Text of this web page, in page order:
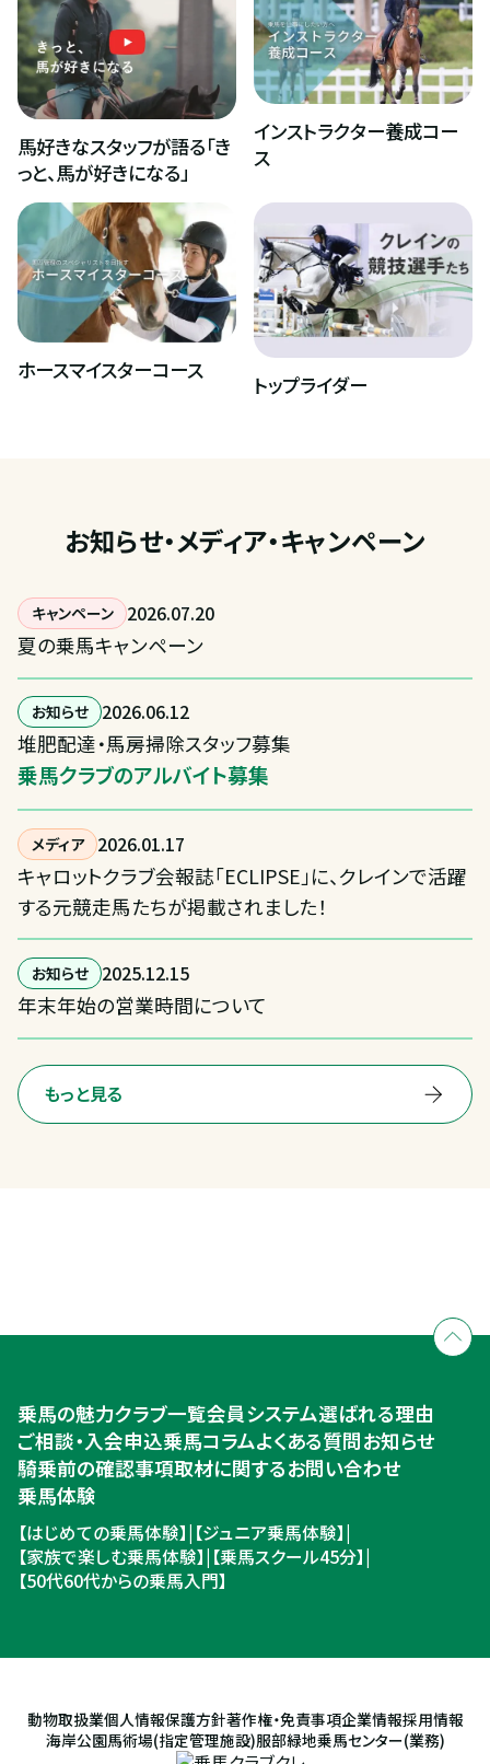
馬好きなスタッフが語る「き
っと、馬が好きになる」
インストラクター養成コー
ス
ホースマイスターコース
トップライダー
お知らせ・メディア・キャンペーン
キャンペーン 2026.07.20
夏の乗馬キャンペーン
お知らせ 2026.06.12
堆肥配達・馬房掃除スタッフ募集
乗馬クラブのアルバイト募集
メディア 2026.01.17
キャロットクラブ会報誌「ECLIPSE」に、クレインで活躍
する元競走馬たちが掲載されました！
お知らせ 2025.12.15
年末年始の営業時間について
もっと見る
入会のご相談・申込
ご相談・入会申込
乗馬の魅力クラブ一覧会員システム選ばれる理由
ご相談・入会申込乗馬コラムよくある質問お知らせ
騎乗前の確認事項取材に関するお問い合わせ
乗馬体験
【はじめての乗馬体験】| 【ジュニア乗馬体験】|
【家族で楽しむ乗馬体験】| 【乗馬スクール45分】|
【50代60代からの乗馬入門】
動物取扱業個人情報保護方針著作権・免責事項企業情報採用情報
海岸公園馬術場(指定管理施設)服部緑地乗馬センター(業務)